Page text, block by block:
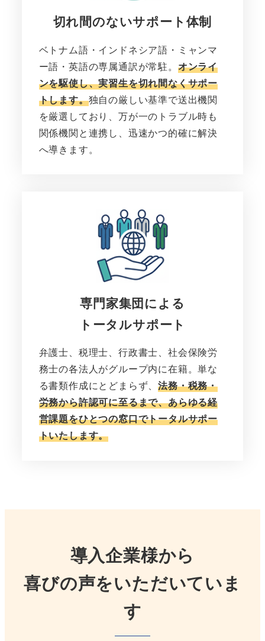
切れ間のないサポート体制
ベトナム語・インドネシア語・ミャンマ
ー語・英語の専属通訳が常駐。 オンライ
ンを駆使し、実習生を切れ間なくサポー
トします。独自の厳しい基準で送出機関
を厳選しており、万が一のトラブル時も
関係機関と連携し、迅速かつ的確に解決
へ導きます。
専門家集団による
トータルサポート
弁護士、税理士、行政書士、社会保険労
務士の各法人がグループ内に在籍。単な
る書類作成にとどまらず、法務・税務・
労務から許認可に至るまで、あらゆる経
営課題をひとつの窓口でトータルサポー
トいたします。
導入企業様から
喜びの声をいただいていま
す